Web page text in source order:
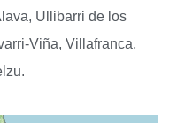
Ullibarri de los
Viña, Villafranca,